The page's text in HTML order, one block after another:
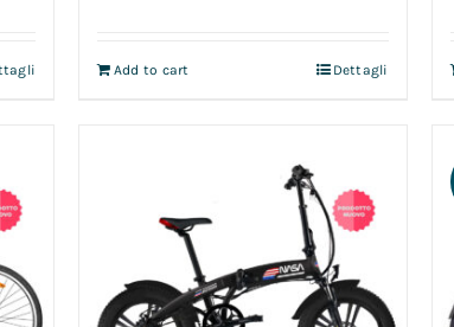
Add to cart Dettagli